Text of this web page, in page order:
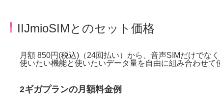
IIJmioSIMとのセット価格
月額 850円(税込)（24回払い）から、音声SIMだけでな
使いたい機能と使いたいデータ量を自由に組み合わせて
2ギガプランの月額料金例